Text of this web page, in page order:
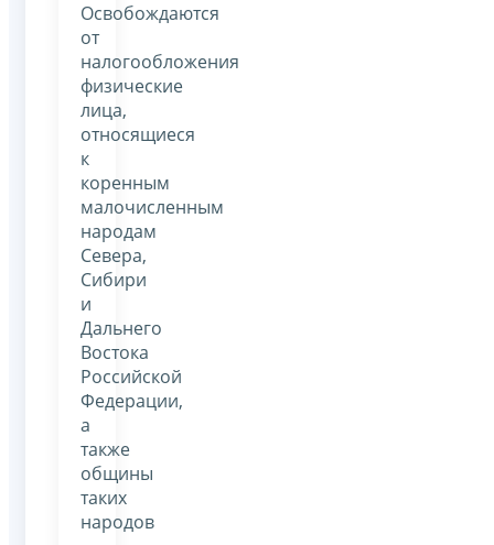
Освобождаются
от
налогообложения
физические
лица,
относящиеся
к
коренным
малочисленным
народам
Севера,
Сибири
и
Дальнего
Востока
Российской
Федерации,
а
также
общины
таких
народов